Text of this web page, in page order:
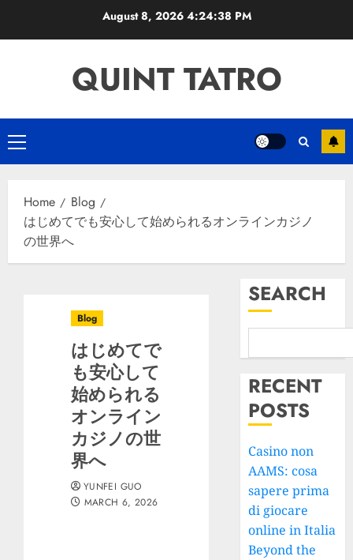
August 8, 2026 4:24:39 PM
QUINT TATRO
Primary
Menu
Home
Blog
はじめてでも安心して始められるオンラインカジノ
の世界へ
Blog
はじめてで
も安心して
始められる
オンライン
カジノの世
界へ
YUNFEI GUO
MARCH 6, 2026
SEARCH
RECENT
POSTS
Casino non
AAMS: cosa
sapere prima
di giocare
online in Italia
Beyond the